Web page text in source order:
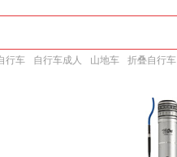
行车 自行车成人 山地车 折叠自行车